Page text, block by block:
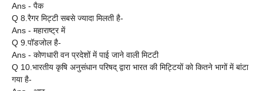
Ans - पैक
Q 8.रैगर मिट्टी सबसे ज्यादा मिलती है-
Ans - महाराष्ट्र में
Q 9.पॉडजोल है-
Ans - कोणधारी वन प्रदेशों में पाई जाने वाली मिटटी
Q 10.भारतीय कृषि अनुसंधान परिषद् द्वारा भारत की मिट्टियों को कितने भागों में बांटा
गया है-